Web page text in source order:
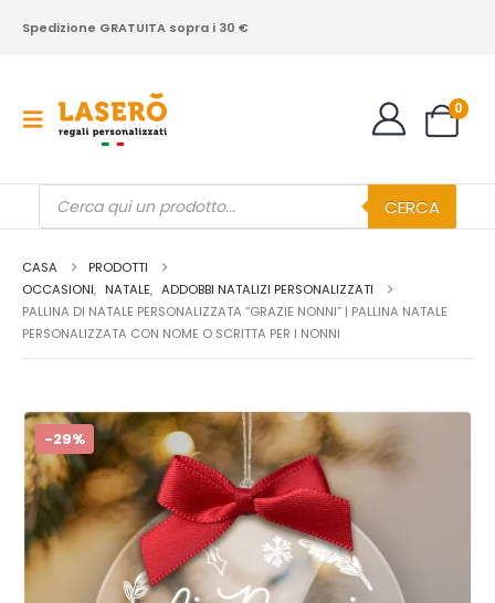
Spedizione GRATUITA sopra i 30 €
0
Products
search CERCA
CASA
PRODOTTI
OCCASIONI, NATALE, ADDOBBI NATALIZI PERSONALIZZATI
PALLINA DI NATALE PERSONALIZZATA “GRAZIE NONNI” | PALLINA NATALE
PERSONALIZZATA CON NOME O SCRITTA PER I NONNI
-29%